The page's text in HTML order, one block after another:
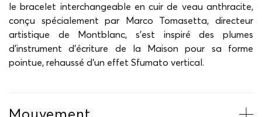
le bracelet interchangeable en cuir de veau anthracite,
conçu spécialement par Marco Tomasetta, directeur
artistique de Montblanc, s'est inspiré des plumes
d'instrument d'écriture de la Maison pour sa forme
pointue, rehaussé d'un effet Sfumato vertical.